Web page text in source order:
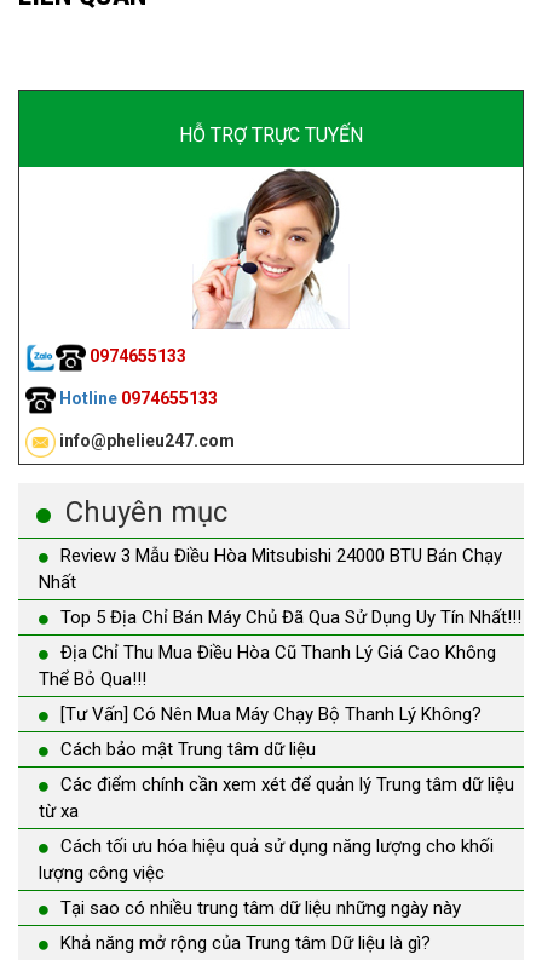
HỖ TRỢ TRỰC TUYẾN
0974655133
Hotline 0974655133
info@phelieu247.com
Chuyên mục
Review 3 Mẫu Điều Hòa Mitsubishi 24000 BTU Bán Chạy
Nhất
Top 5 Địa Chỉ Bán Máy Chủ Đã Qua Sử Dụng Uy Tín Nhất!!!
Địa Chỉ Thu Mua Điều Hòa Cũ Thanh Lý Giá Cao Không
Thể Bỏ Qua!!!
[Tư Vấn] Có Nên Mua Máy Chạy Bộ Thanh Lý Không?
Cách bảo mật Trung tâm dữ liệu
Các điểm chính cần xem xét để quản lý Trung tâm dữ liệu
từ xa
Cách tối ưu hóa hiệu quả sử dụng năng lượng cho khối
lượng công việc
Tại sao có nhiều trung tâm dữ liệu những ngày này
Khả năng mở rộng của Trung tâm Dữ liệu là gì?